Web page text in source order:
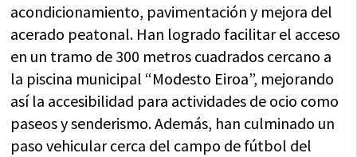
acondicionamiento, pavimentación y mejora del
acerado peatonal. Han logrado facilitar el acceso
en un tramo de 300 metros cuadrados cercano a
la piscina municipal “Modesto Eiroa”, mejorando
así la accesibilidad para actividades de ocio como
paseos y senderismo. Además, han culminado un
paso vehicular cerca del campo de fútbol del